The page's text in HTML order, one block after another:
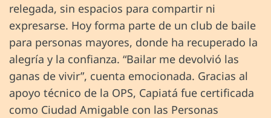
relegada, sin espacios para compartir ni
expresarse. Hoy forma parte de un club de baile
para personas mayores, donde ha recuperado la
alegría y la confianza. “Bailar me devolvió las
ganas de vivir”, cuenta emocionada. Gracias al
apoyo técnico de la OPS, Capiatá fue certificada
como Ciudad Amigable con las Personas